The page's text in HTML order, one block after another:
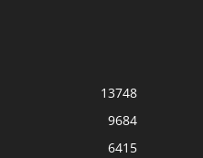
13748
9684
6415